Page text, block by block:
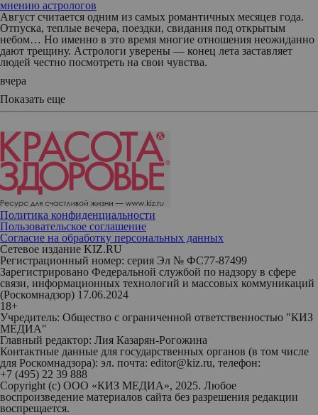
мнению астрологов
Август считается одним из самых романтичных месяцев года.
Отпуска, теплые вечера, поездки, свидания под открытым
небом… Но именно в это время многие отношения неожиданно
дают трещину. Астрологи уверены — конец лета заставляет
людей честно посмотреть на свои чувства.
вчера
Показать еще
Политика конфиденциальности
Пользовательское соглашение
Согласие на обработку персональных данных
Сетевое издание KIZ.RU
Регистрационный номер: серия Эл № ФС77-87499
Зарегистрировано Федеральной службой по надзору в сфере
связи, информационных технологий и массовых коммуникаций
(Роскомнадзор) 17.06.2024
18+
Учредитель: Общество с ограниченной ответственностью "КИЗ
МЕДИА"
Главный редактор: Лия Казарян-Рогожина
Контактные данные для государственных органов (в том числе
для Роскомнадзора): эл. почта: editor@kiz.ru, телефон:
+7 (495) 22 39 888
Copyright (с) ООО «КИЗ МЕДИА», 2025. Любое
воспроизведение материалов сайта без разрешения редакции
воспрещается.